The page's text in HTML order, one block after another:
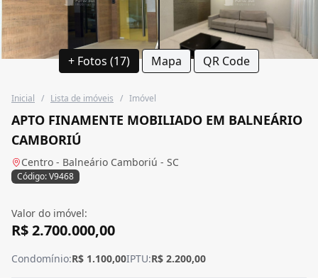
+ Fotos (17) Mapa QR Code
Inicial / Lista de imóveis / Imóvel
APTO FINAMENTE MOBILIADO EM BALNEÁRIO
CAMBORIÚ
Centro - Balneário Camboriú - SC
Código: V9468
Valor do imóvel:
R$ 2.700.000,00
Condomínio:R$ 1.100,00IPTU:R$ 2.200,00